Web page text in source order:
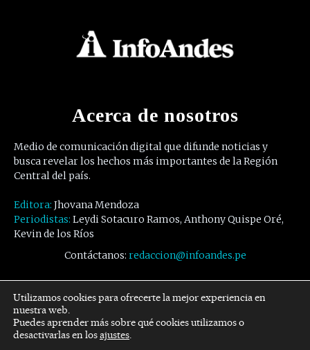
Acerca de nosotros
Medio de comunicación digital que difunde noticias y
busca revelar los hechos más importantes de la Región
Central del país.
Editora: Jhovana Mendoza
Periodistas: Leydi Sotacuro Ramos, Anthony Quispe Oré,
Kevin de los Ríos
Contáctanos: redaccion@infoandes.pe
Síguenos
Facebook Twitter Youtube
Utilizamos cookies para ofrecerte la mejor experiencia en
nuestra web.
Puedes aprender más sobre qué cookies utilizamos o
desactivarlas en losajustes.